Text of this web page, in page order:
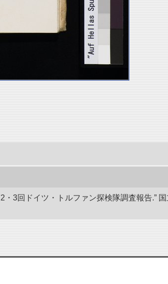
3回ドイツ・トルファン探検隊調査報告.”